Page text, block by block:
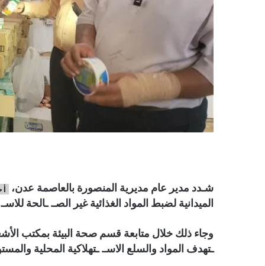
شـدد مدير عام مديرية المنصورة بالعاصمة عدن،
الميدانية لضبط المواد الغذائية غير الصـ. ـالحة
وجاء ذلك خلال متابعة قسم صحة البيئة بمكتب
ـتهدف المواد والسلع الاسـ. ـتهلاكية المحلية